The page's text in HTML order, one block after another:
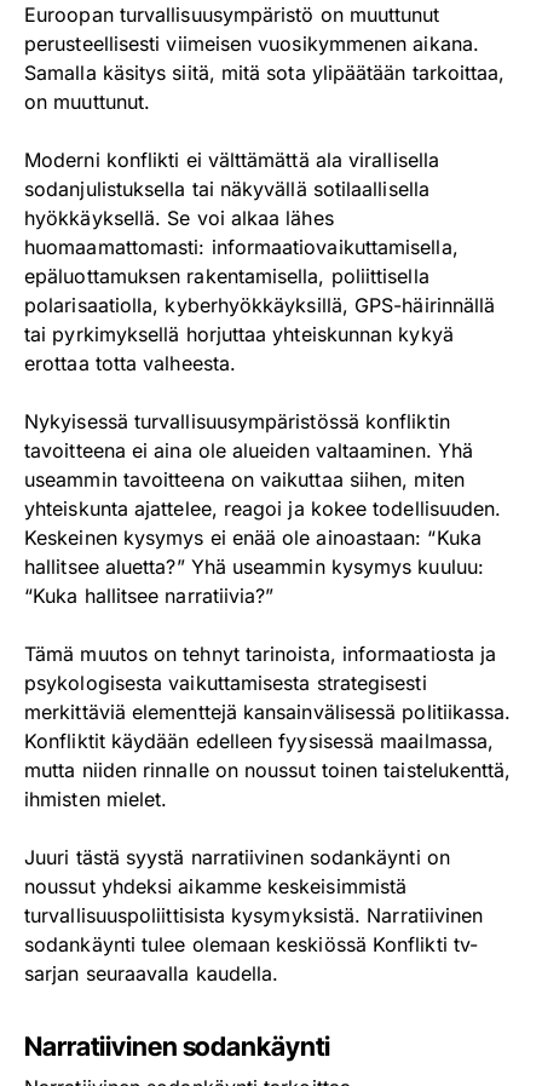
Euroopan turvallisuusympäristö on muuttunut
perusteellisesti viimeisen vuosikymmenen aikana.
Samalla käsitys siitä, mitä sota ylipäätään tarkoittaa,
on muuttunut.
Moderni konflikti ei välttämättä ala virallisella
sodanjulistuksella tai näkyvällä sotilaallisella
hyökkäyksellä. Se voi alkaa lähes
huomaamattomasti: informaatiovaikuttamisella,
epäluottamuksen rakentamisella, poliittisella
polarisaatiolla, kyberhyökkäyksillä, GPS-häirinnällä
tai pyrkimyksellä horjuttaa yhteiskunnan kykyä
erottaa totta valheesta.
Nykyisessä turvallisuusympäristössä konfliktin
tavoitteena ei aina ole alueiden valtaaminen. Yhä
useammin tavoitteena on vaikuttaa siihen, miten
yhteiskunta ajattelee, reagoi ja kokee todellisuuden.
Keskeinen kysymys ei enää ole ainoastaan: “Kuka
hallitsee aluetta?” Yhä useammin kysymys kuuluu:
“Kuka hallitsee narratiivia?”
Tämä muutos on tehnyt tarinoista, informaatiosta ja
psykologisesta vaikuttamisesta strategisesti
merkittäviä elementtejä kansainvälisessä politiikassa.
Konfliktit käydään edelleen fyysisessä maailmassa,
mutta niiden rinnalle on noussut toinen taistelukenttä,
ihmisten mielet.
Juuri tästä syystä narratiivinen sodankäynti on
noussut yhdeksi aikamme keskeisimmistä
turvallisuuspoliittisista kysymyksistä. Narratiivinen
sodankäynti tulee olemaan keskiössä Konflikti tv-
sarjan seuraavalla kaudella.
Narratiivinen sodankäynti